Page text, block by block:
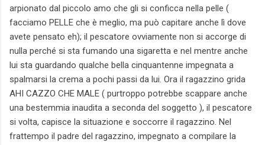
arpionato dal piccolo amo che gli si conficca nella pelle (
facciamo PELLE che è meglio, ma può capitare anche lì dove
avete pensato eh); il pescatore ovviamente non si accorge di
nulla perché si sta fumando una sigaretta e nel mentre anche
lui sta guardando qualche bella cinquantenne impegnata a
spalmarsi la crema a pochi passi da lui. Ora il ragazzino grida
AHI CAZZO CHE MALE ( purtroppo potrebbe scappare anche
una bestemmia inaudita a seconda del soggetto ), il pescatore
si volta, capisce la situazione e soccorre il ragazzino. Nel
frattempo il padre del ragazzino, impegnato a compilare la